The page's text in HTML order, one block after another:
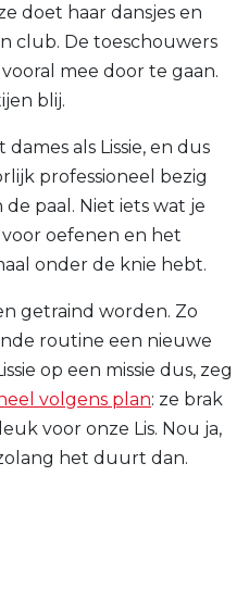
doet haar dansjes en
club. De toeschouwers
mee door te gaan.
blij.
als Lissie, en dus
professioneel bezig
paal. Niet iets wat je
oefenen en het
onder de knie hebt.
getraind worden. Zo
routine een nieuwe
op een missie dus, zeg
volgens plan: ze brak
voor onze Lis. Nou ja,
het duurt dan.